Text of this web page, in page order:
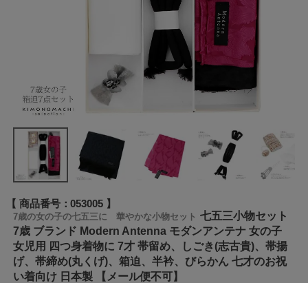
商品番号 053005
7歳の女の子の七五三に 華やかな小物セット 七五三小物セット
7歳 ブランド Modern Antenna モダンアンテナ 女の子
女児用 四つ身着物に 7才 帯留め、しごき(志古貴)、帯揚
げ、帯締め(丸くげ)、箱迫、半衿、びらかん 七才のお祝
い着向け 日本製 【メール便不可】